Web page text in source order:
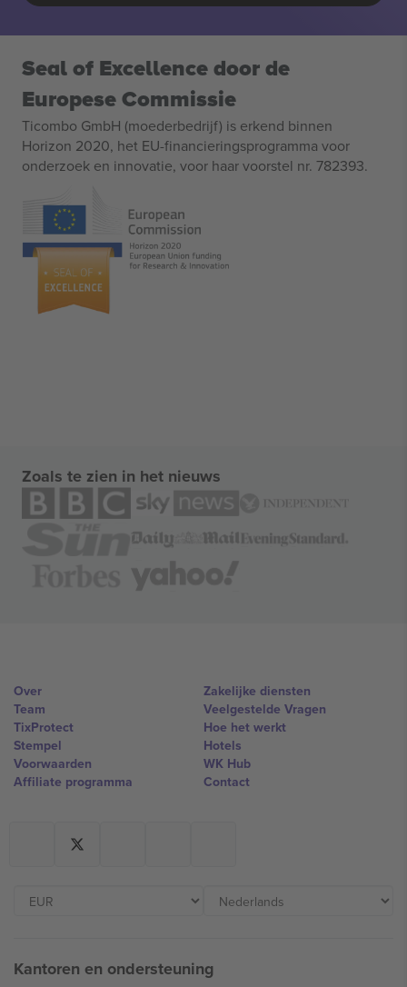
Seal of Excellence door de
Europese Commissie
Ticombo GmbH (moederbedrijf) is erkend binnen
Horizon 2020, het EU-financieringsprogramma voor
onderzoek en innovatie, voor haar voorstel nr. 782393.
Zoals te zien in het nieuws
Over
Team
TixProtect
Stempel
Voorwaarden
Affiliate programma
Zakelijke diensten
Veelgestelde Vragen
Hoe het werkt
Hotels
WK Hub
Contact
Kantoren en ondersteuning